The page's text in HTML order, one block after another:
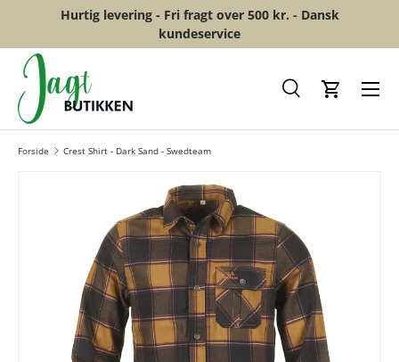
Hurtig levering - Fri fragt over 500 kr. - Dansk
kundeservice
Søg Kurv
Menu
Forside Crest Shirt - Dark Sand - Swedteam